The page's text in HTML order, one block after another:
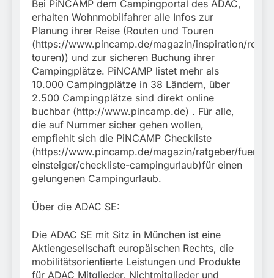
Bei PiNCAMP dem Campingportal des ADAC,
erhalten Wohnmobilfahrer alle Infos zur
Planung ihrer Reise (Routen und Touren
(https://www.pincamp.de/magazin/inspiration/
touren)) und zur sicheren Buchung ihrer
Campingplätze. PiNCAMP listet mehr als
10.000 Campingplätze in 38 Ländern, über
2.500 Campingplätze sind direkt online
buchbar (http://www.pincamp.de) . Für alle,
die auf Nummer sicher gehen wollen,
empfiehlt sich die PiNCAMP Checkliste
(https://www.pincamp.de/magazin/ratgeber/fuer-
einsteiger/checkliste-campingurlaub)für einen
gelungenen Campingurlaub.
Über die ADAC SE:
Die ADAC SE mit Sitz in München ist eine
Aktiengesellschaft europäischen Rechts, die
mobilitätsorientierte Leistungen und Produkte
für ADAC Mitglieder, Nichtmitglieder und